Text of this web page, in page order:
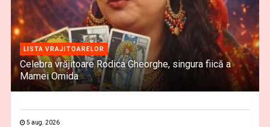
LISTA VRAJITOARELOR
Celebra vrăjitoare Rodica Gheorghe, singura fiică a
Mamei Omida
5 aug. 2026